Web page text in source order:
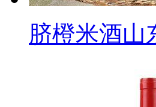
脐橙米酒山